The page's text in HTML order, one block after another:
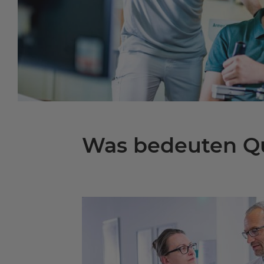
Was bedeuten